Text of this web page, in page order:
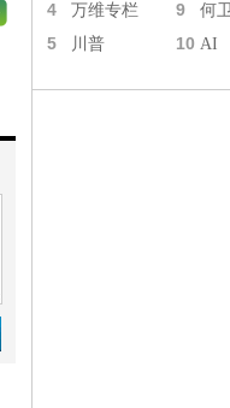
4 万维专栏 9 何
5 川普 10 AI